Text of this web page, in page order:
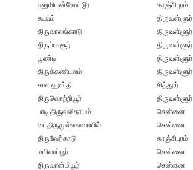
எலுமியன்கோட்டூர்
காஞ்சிபுரம்
கூவம்
திருவள்ளூர்
திருவாலங்காடு
திருவள்ளூர்
திருப்பாசூர்
திருவள்ளூர்
பூண்டி
திருவள்ளூர்
திருக்கண்டலம்
திருவள்ளூர்
காளஹஸ்தி
சித்தூர்
திருவொற்றியூர்
திருவள்ளூர்
பாடி திருவலிதாயம்
சென்னை
வடதிருமுல்லைவாயில்
சென்னை
திருவேற்காடு
காஞ்சிபுரம்
மயிலாப்பூர்
சென்னை
திருவான்மியூர்
சென்னை